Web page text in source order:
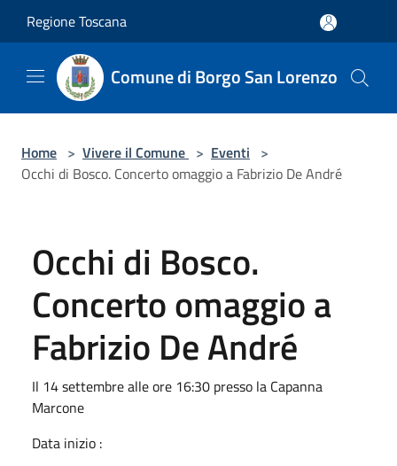
Regione Toscana
Comune di Borgo San Lorenzo
Home > Vivere il Comune > Eventi >
Occhi di Bosco. Concerto omaggio a Fabrizio De André
Occhi di Bosco.
Concerto omaggio a
Fabrizio De André
Il 14 settembre alle ore 16:30 presso la Capanna
Marcone
Data inizio :